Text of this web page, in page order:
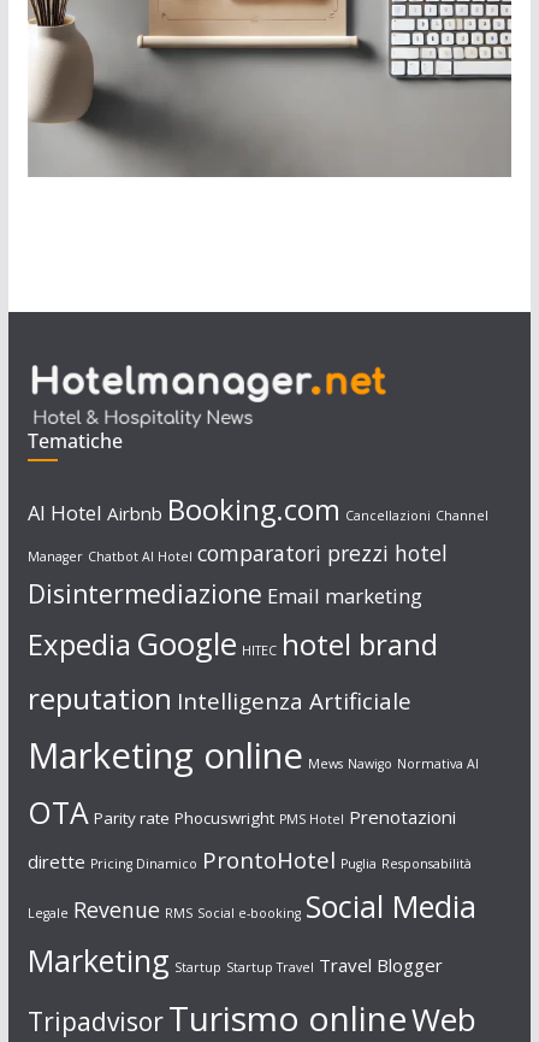
Tematiche
AI Hotel Airbnb Booking.com Cancellazioni Channel
Manager Chatbot AI Hotel comparatori prezzi hotel
Disintermediazione Email marketing
Expedia Google HITEC hotel brand
reputation Intelligenza Artificiale
Marketing online Mews Nawigo Normativa AI
OTA Parity rate Phocuswright PMS Hotel Prenotazioni
dirette Pricing Dinamico ProntoHotel Puglia Responsabilità
Legale Revenue RMS Social e-booking Social Media
Marketing Startup Startup Travel Travel Blogger
TripadvisorTurismo onlineWeb